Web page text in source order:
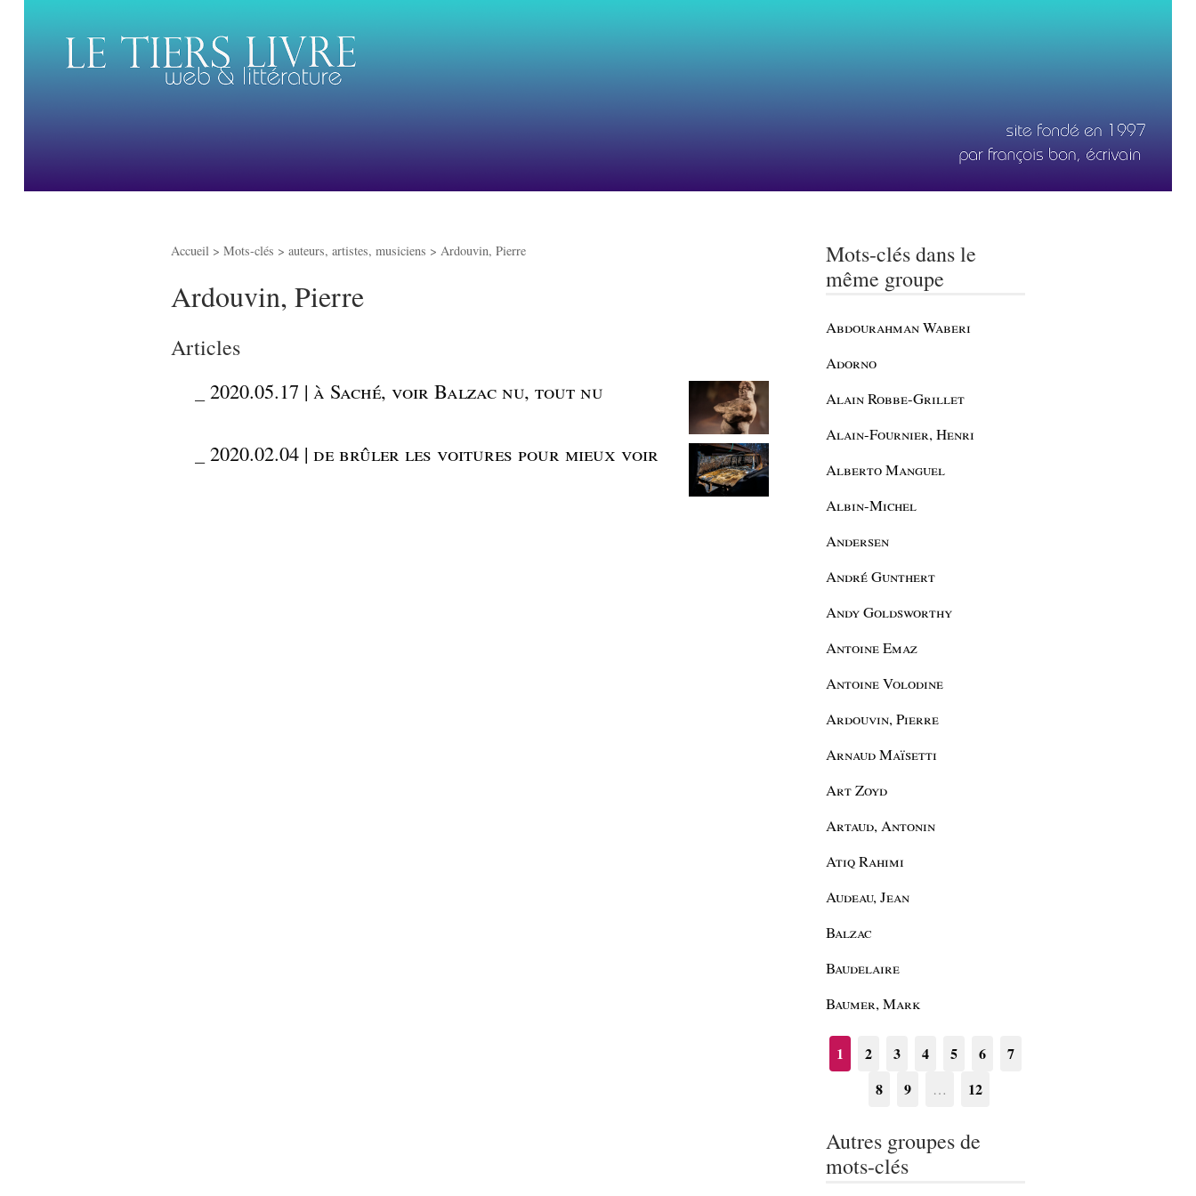
Accueil > Mots-clés > auteurs, artistes, musiciens > Ardouvin, Pierre
Ardouvin, Pierre
Articles
2020.05.17 | à Saché, voir Balzac nu, tout nu
2020.02.04 | de brûler les voitures pour mieux voir
Mots-clés dans le
même groupe
Abdourahman Waberi
Adorno
Alain Robbe-Grillet
Alain-Fournier, Henri
Alberto Manguel
Albin-Michel
Andersen
André Gunthert
Andy Goldsworthy
Antoine Emaz
Antoine Volodine
Ardouvin, Pierre
Arnaud Maïsetti
Art Zoyd
Artaud, Antonin
Atiq Rahimi
Audeau, Jean
Balzac
Baudelaire
Baumer, Mark
1 2 3 4 5 6
7
8
9 … 12
Autres groupes de
mots-clés